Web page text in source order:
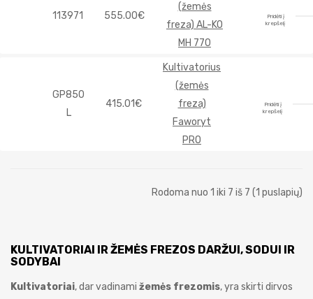
113971 555.00€
(žemės
freza) AL-KO
MH 770
Pridėti į
krepšelį
GP850
L
415.01€
Kultivatorius
(žemės
freza)
Faworyt
PRO
Pridėti į
krepšelį
Rodoma nuo 1 iki 7 iš 7 (1 puslapių)
KULTIVATORIAI IR ŽEMĖS FREZOS DARŽUI, SODUI IR
SODYBAI
Kultivatoriai, dar vadinami žemės frezomis, yra skirti dirvos